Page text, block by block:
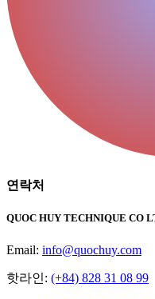
연락처
QUOC HUY TECHNIQUE CO
Email: info@quochuy.com
핫라인: (+84) 828 31 08 99